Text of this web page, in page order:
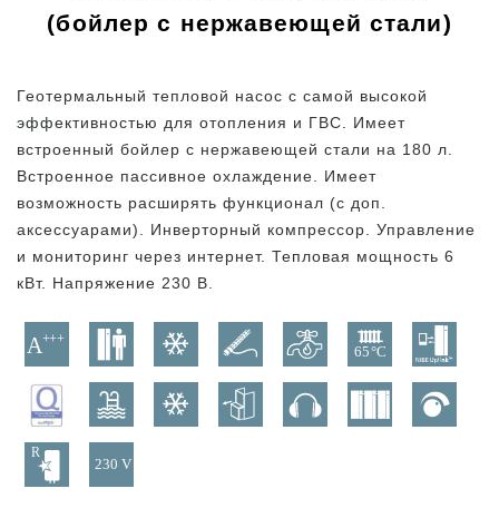
(бойлер с нержавеющей стали)
Геотермальный тепловой насос с самой высокой
эффективностью для отопления и ГВС. Имеет
встроенный бойлер с нержавеющей стали на 180 л.
Встроенное пассивное охлаждение. Имеет
возможность расширять функционал (с доп.
аксессуарами). Инверторный компрессор. Управление
и мониторинг через интернет. Тепловая мощность 6
кВт. Напряжение 230 В.